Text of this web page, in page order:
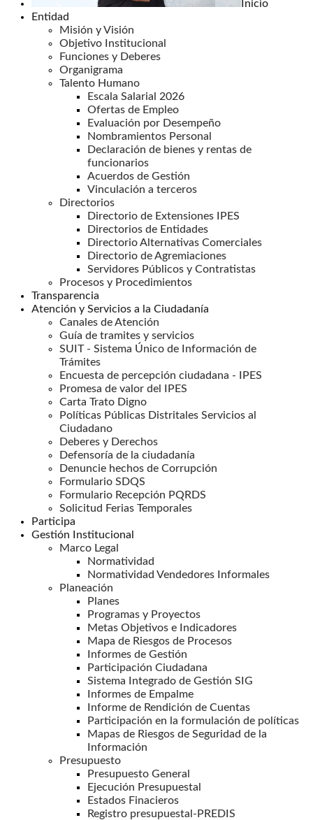
Inicio
Entidad
Misión y Visión
Objetivo Institucional
Funciones y Deberes
Organigrama
Talento Humano
Escala Salarial 2026
Ofertas de Empleo
Evaluación por Desempeño
Nombramientos Personal
Declaración de bienes y rentas de
funcionarios
Acuerdos de Gestión
Vinculación a terceros
Directorios
Directorio de Extensiones IPES
Directorios de Entidades
Directorio Alternativas Comerciales
Directorio de Agremiaciones
Servidores Públicos y Contratistas
Procesos y Procedimientos
Transparencia
Atención y Servicios a la Ciudadanía
Canales de Atención
Guía de tramites y servicios
SUIT - Sistema Único de Información de
Trámites
Encuesta de percepción ciudadana - IPES
Promesa de valor del IPES
Carta Trato Digno
Políticas Públicas Distritales Servicios al
Ciudadano
Deberes y Derechos
Defensoría de la ciudadanía
Denuncie hechos de Corrupción
Formulario SDQS
Formulario Recepción PQRDS
Solicitud Ferias Temporales
Participa
Gestión Institucional
Marco Legal
Normatividad
Normatividad Vendedores Informales
Planeación
Planes
Programas y Proyectos
Metas Objetivos e Indicadores
Mapa de Riesgos de Procesos
Informes de Gestión
Participación Ciudadana
Sistema Integrado de Gestión SIG
Informes de Empalme
Informe de Rendición de Cuentas
Participación en la formulación de políticas
Mapas de Riesgos de Seguridad de la
Información
Presupuesto
Presupuesto General
Ejecución Presupuestal
Estados Finacieros
Registro presupuestal-PREDIS